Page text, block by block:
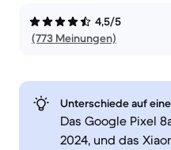
4,5/5
(773 Meinungen)
Unterschiede auf
Das Google Pixel
2024, und das